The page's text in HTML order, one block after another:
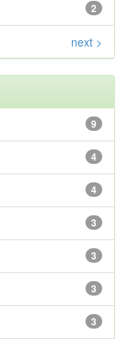
2
next >
9
4
4
3
3
3
3